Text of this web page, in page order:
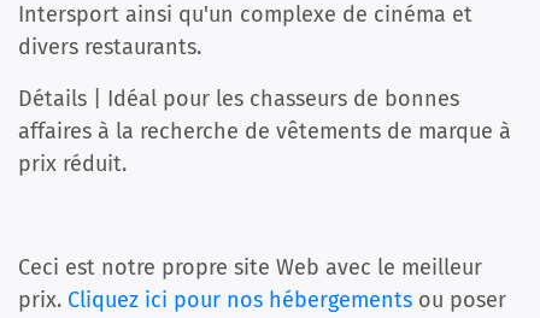
Intersport ainsi qu'un complexe de cinéma et
divers restaurants.
Détails | Idéal pour les chasseurs de bonnes
affaires à la recherche de vêtements de marque à
prix réduit.
Ceci est notre propre site Web avec le meilleur
prix. Cliquez ici pour nos hébergements ou poser